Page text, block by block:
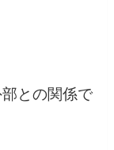
との関係で